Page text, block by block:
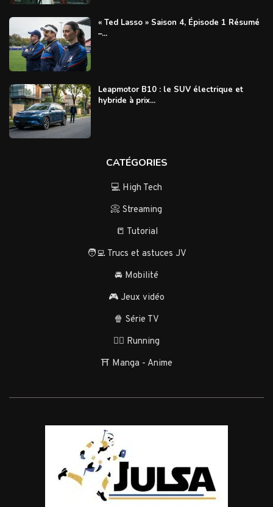
« Ted Lasso » Saison 4, Épisode 1 Résumé
–...
Leapmotor B10 : le SUV électrique et
hybride à prix...
CATÉGORIES
💻 High Tech
📀 Streaming
📒 Tutorial
🧑‍💻 Trucs et astuces JV
🚘 Mobilité
🎮 Jeux vidéo
🍿 Série TV
🏃‍♂️ Running
⛩️ Manga - Anime